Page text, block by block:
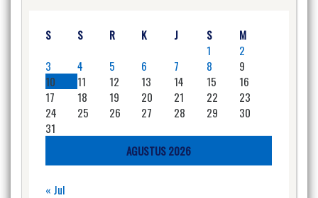
AGUSTUS 2026
S S R K J S
M
1
2
3
4 5 6 7 8
9
10
11 12 13 14 15
16
17
18 19 20 21 22
23
24
25 26 27 28 29
30
31
« Jul